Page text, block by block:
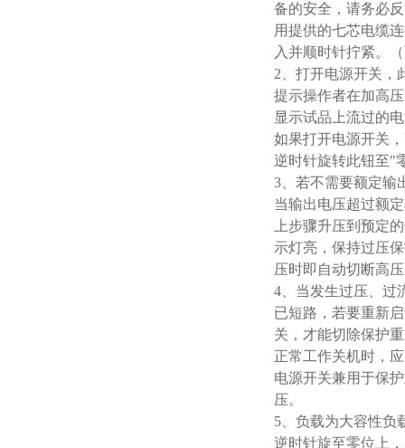
备的安全，请务必
用提供的七芯电缆
入并顺时针拧紧。
2、打开电源开关，
提示操作者在加高
显示试品上流过的
如果打开电源开关
逆时针旋转此钮至"
3、若不需要额定输
当输出电压超过额
上步骤升压到预定
示灯亮，保持过压
压时即自动切断高
4、当发生过压、过
已短路，若要重新
关，才能切除保护
正常工作关机时，
电源开关兼用于保
压。
5、负载为大容性负
逆时针旋至零位上